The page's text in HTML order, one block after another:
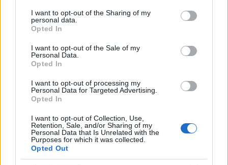
not limited to your visit or usage behaviour. You may click to
grant or deny consent to Google and its third-party tags to
use your data for below specified purposes in below Google
consent section.
I want to opt-out of the Sharing of my
personal data.
Opted In
I want to opt-out of the Sale of my
Personal Data.
Opted In
I want to opt-out of processing my
Personal Data for Targeted Advertising.
Opted In
I want to opt-out of Collection, Use,
Retention, Sale, and/or Sharing of my
Personal Data that Is Unrelated with the
Purposes for which it was collected.
Opted Out
Δικαιοσύνης. Γι’ αυτό λοιπόν χρειάζεται πολιτική αλλαγή.
Εκτιμούμε και θεωρούμε ότι οι συγκλίσεις, συναινέσεις,
συνδιαμορφώσεις, μπορούν να οδηγήσουν σε ένα ισχυρό
πολιτικό πόλο με προοδευτικό πρόγραμμα.
Κάνε κλικ και δες περισσότερο
Πρόσθεσέ το στηνGoogle
ΠΟΛΙΤΙΚΗ ΣΥΡΙΖΑ - Προοδευτική Συμμαχία